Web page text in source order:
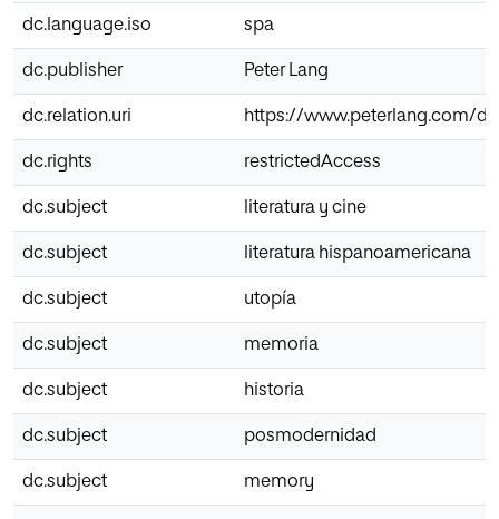
dc.language.iso spa
dc.publisher Peter Lang
dc.relation.uri https://www.peterlang.com/
dc.rights restrictedAccess
dc.subject literatura y cine
dc.subject literatura hispanoamericana
dc.subject utopía
dc.subject memoria
dc.subject historia
dc.subject posmodernidad
dc.subject memory